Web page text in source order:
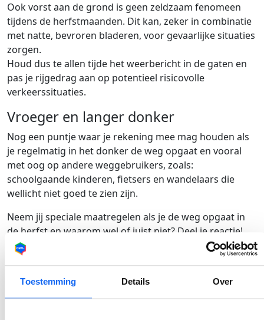
Toestemming Details Over
Ook vorst aan de grond is geen zeldzaam fenomeen
tijdens de herfstmaanden. Dit kan, zeker in combinatie
met natte, bevroren bladeren, voor gevaarlijke situaties
zorgen.
Houd dus te allen tijde het weerbericht in de gaten en
pas je rijgedrag aan op potentieel risicovolle
verkeerssituaties.
Vroeger en langer donker
Nog een puntje waar je rekening mee mag houden als
je regelmatig in het donker de weg opgaat en vooral
met oog op andere weggebruikers, zoals:
schoolgaande kinderen, fietsers en wandelaars die
wellicht niet goed te zien zijn.
Neem jij speciale maatregelen als je de weg opgaat in
de herfst en waarom wel of juist niet? Deel je reactie!
Inhoudsopgave